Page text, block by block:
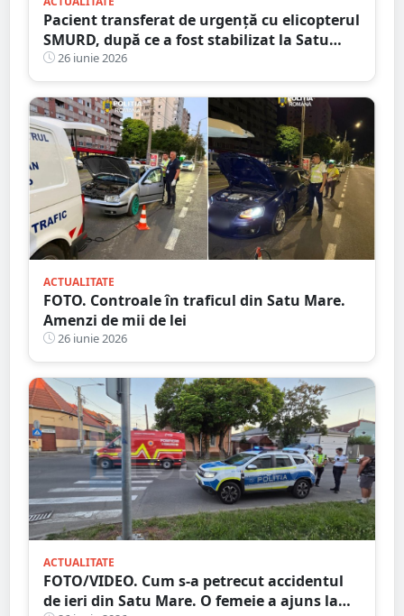
Pacient transferat de urgență cu elicopterul
SMURD, după ce a fost stabilizat la Satu
Mare
26 iunie 2026
ACTUALITATE
FOTO. Controale în traficul din Satu Mare.
Amenzi de mii de lei
26 iunie 2026
ACTUALITATE
FOTO/VIDEO. Cum s-a petrecut accidentul
de ieri din Satu Mare. O femeie a ajuns la